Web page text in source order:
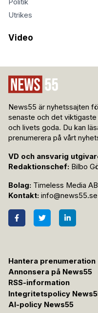
Politik
Utrikes
Video
News55 är nyhetssajten
senaste och det viktigaste
och livets goda. Du kan
prenumerera på vårt
VD och ansvarig
Redaktionschef: Bilbo
Bolag: Timeless Media
Kontakt: info@news55.se
Hantera prenumeration
Annonsera på News55
RSS-information
Integritetspolicy
AI-policy News55